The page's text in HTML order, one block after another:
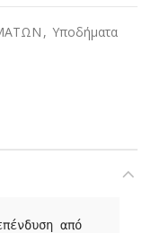
, Υποδήματα
από